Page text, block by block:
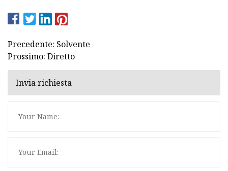
Precedente: Solvente
Prossimo: Diretto
Invia richiesta